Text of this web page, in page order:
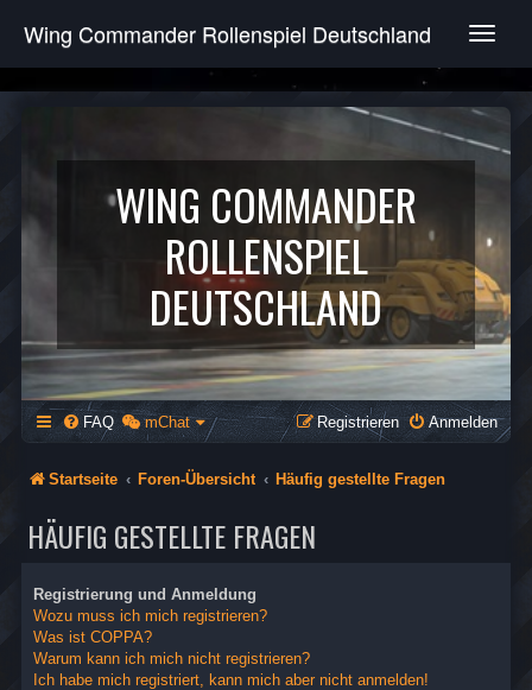
T
g
e
v
g
a
t
i
o
n
Wing Commander Rollenspiel Deutschland
WING COMMANDER
ROLLENSPIEL
DEUTSCHLAND
FAQ mChat Anmelden
Registrieren
Startseite Foren-Übersicht Häufig gestellte Fragen
HÄUFIG GESTELLTE FRAGEN
Registrierung und Anmeldung
Wozu muss ich mich registrieren?
Was ist COPPA?
Warum kann ich mich nicht registrieren?
Ich habe mich registriert, kann mich aber nicht anmelden!